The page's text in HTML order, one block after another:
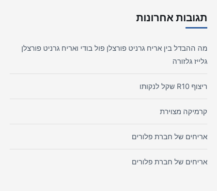
תגובות אחרונות
מה ההבדל בין אריח גרניט פורצלן פול בודי ואריח גרניט פורצלן
גלייז גלזורה
ריצוף R10 שקל לנקותו
קרמיקה מצוירת
אריחים של חברת פלורים
אריחים של חברת פלורים